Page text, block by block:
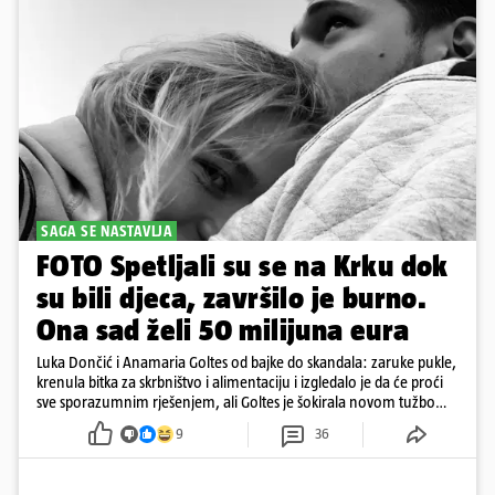
SAGA SE NASTAVLJA
FOTO Spetljali su se na Krku dok
su bili djeca, završilo je burno.
Ona sad želi 50 milijuna eura
Luka Dončić i Anamaria Goltes od bajke do skandala: zaruke pukle,
krenula bitka za skrbništvo i alimentaciju i izgledalo je da će proći
sve sporazumnim rješenjem, ali Goltes je šokirala novom tužbom
u Sloveniji
9 36